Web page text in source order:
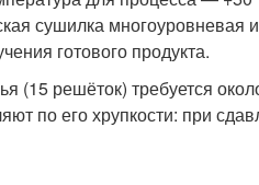
сушилка многоуровневая
готового продукта.
(15 решёток) требуется
по его хрупкости: при